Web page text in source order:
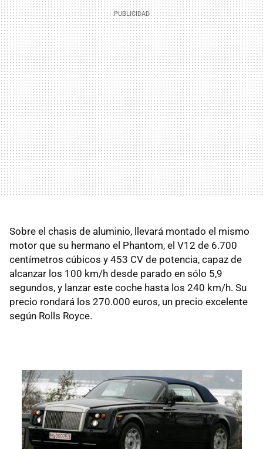
Sobre el chasis de aluminio, llevará montado el mismo
motor que su hermano el Phantom, el V12 de 6.700
centímetros cúbicos y 453 CV de potencia, capaz de
alcanzar los 100 km/h desde parado en sólo 5,9
segundos, y lanzar este coche hasta los 240 km/h. Su
precio rondará los 270.000 euros, un precio excelente
según Rolls Royce.